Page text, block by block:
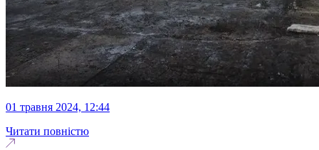
01 травня 2024, 12:44
Читати повністю